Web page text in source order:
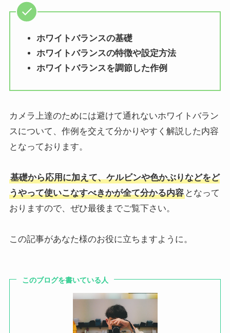
ホワイトバランスの基礎
ホワイトバランスの特徴や設定方法
ホワイトバランスを調節した作例
カメラ上達のためには避けて通れないホワイトバラン
スについて、作例を交えて分かりやすく解説した内容
となっております。
基礎から応用に加えて、ケルビンや色かぶりなどをど
うやって使いこなすべきかが全て分かる内容となって
おりますので、ぜひ最後までご覧下さい。
この記事があなた様のお役に立ちますように。
このブログを書いている人